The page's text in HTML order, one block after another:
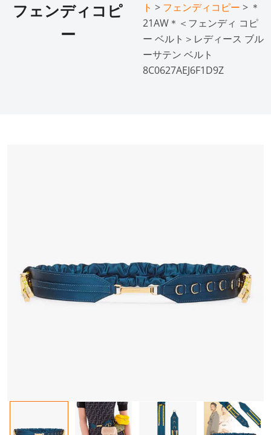
フェンディコピ
ー
ト > フェンディコピー > ＊
21AW＊＜フェンディ コピ
ー ベルト＞レディース ブル
ーサテン ベルト
8C0627AEJ6F1D9Z